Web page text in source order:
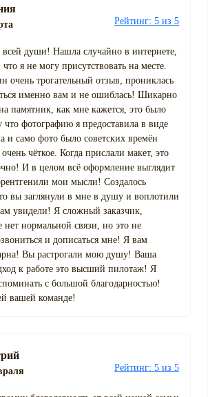
Рейтинг: 5 из 5
всей души! Нашла случайно в интернете,
я не могу присутствовать на месте.
очень трогательный отзыв, прониклась
именно вам и не ошиблась! Шикарно
памятник, как мне кажется, это было
что фотографию я предоставила в виде
и само фото было советских времён
чёткое. Когда прислали макет, это
И в целом всё оформление выглядит
мои мысли! Создалось
вы заглянули в мне в душу и воплотили
увидели! Я сложный заказчик,
нет нормальной связи, но это не
и дописаться мне! Я вам
Вы растрогали мою душу! Ваша
к работе это высший пилотаж! Я
с большой благодарностью!
вашей команде!
Рейтинг: 5 из 5